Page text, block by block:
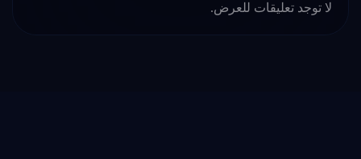
لا توجد تعليقات للعرض.